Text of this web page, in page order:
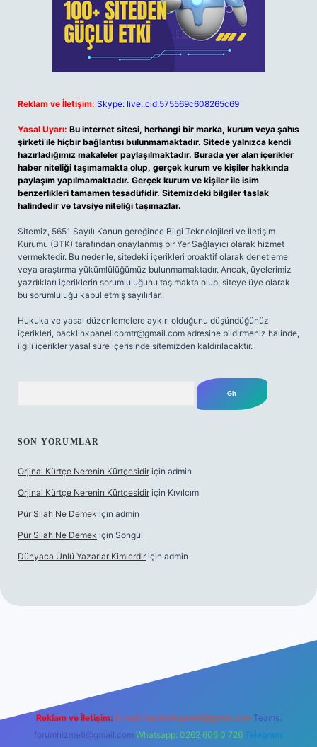
Reklam ve İletişim: Skype: live:.cid.575569c608265c69
Yasal Uyarı: Bu internet sitesi, herhangi bir marka, kurum veya şahıs
şirketi ile hiçbir bağlantısı bulunmamaktadır. Sitede yalnızca kendi
hazırladığımız makaleler paylaşılmaktadır. Burada yer alan içerikler
haber niteliği taşımamakta olup, gerçek kurum ve kişiler hakkında
paylaşım yapılmamaktadır. Gerçek kurum ve kişiler ile isim
benzerlikleri tamamen tesadüfidir. Sitemizdeki bilgiler taslak
halindedir ve tavsiye niteliği taşımazlar.
Sitemiz, 5651 Sayılı Kanun gereğince Bilgi Teknolojileri ve İletişim
Kurumu (BTK) tarafından onaylanmış bir Yer Sağlayıcı olarak hizmet
vermektedir. Bu nedenle, sitedeki içerikleri proaktif olarak denetleme
veya araştırma yükümlülüğümüz bulunmamaktadır. Ancak, üyelerimiz
yazdıkları içeriklerin sorumluluğunu taşımakta olup, siteye üye olarak
bu sorumluluğu kabul etmiş sayılırlar.
Hukuka ve yasal düzenlemelere aykırı olduğunu düşündüğünüz
içerikleri, backlinkpanelicomtr@gmail.com adresine bildirmeniz halinde,
ilgili içerikler yasal süre içerisinde sitemizden kaldırılacaktır.
SON YORUMLAR
Orjinal Kürtçe Nerenin Kürtçesidir için admin
Orjinal Kürtçe Nerenin Kürtçesidir için Kıvılcım
Pür Silah Ne Demek için admin
Pür Silah Ne Demek için Songül
Dünyaca Ünlü Yazarlar Kimlerdir için admin
Reklam ve İletişim: E-mail: backlinkpaneli@gmail.com Teams:
forumhizmeti@gmail.com Whatsapp: 0262 606 0 726 Telegram: